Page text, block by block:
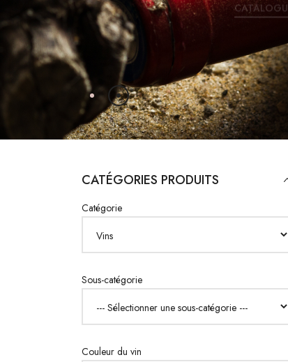
CATÉGORIES PRODUITS
Catégorie
Sous-catégorie
Couleur du vin